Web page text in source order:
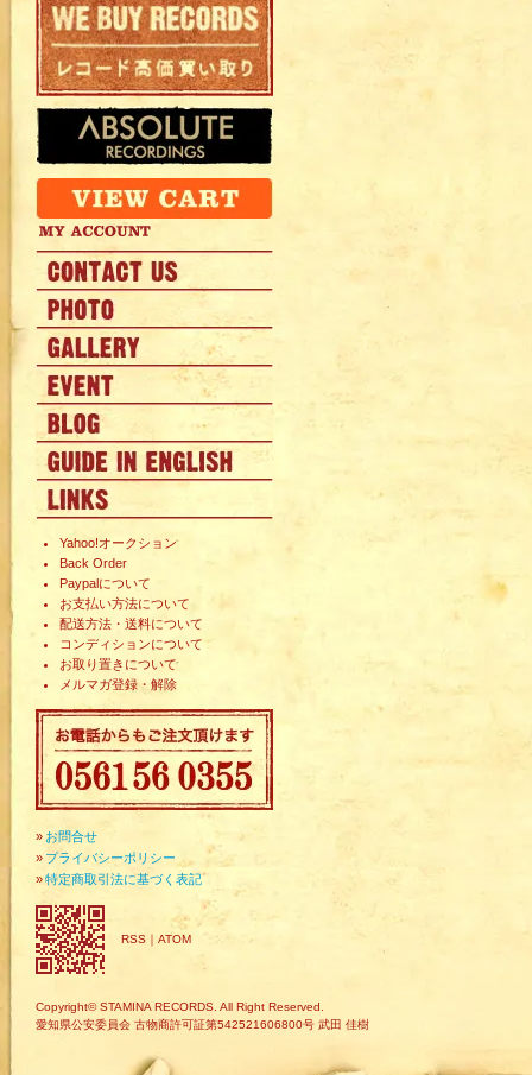
Yahoo!オークション
Back Order
Paypalについて
お支払い方法について
配送方法・送料について
コンディションについて
お取り置きについて
メルマガ登録・解除
» お問合せ
» プライバシーポリシー
»特定商取引法に基づく表記
RSS ｜ ATOM
Copyright© STAMINA RECORDS. All Right Reserved.
愛知県公安委員会 古物商許可証第542521606800号 武田 佳樹